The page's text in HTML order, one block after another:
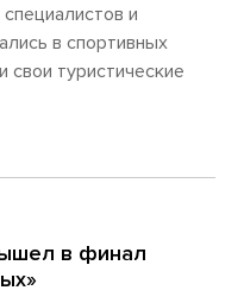
и
в спортивных
свои туристические
в финал